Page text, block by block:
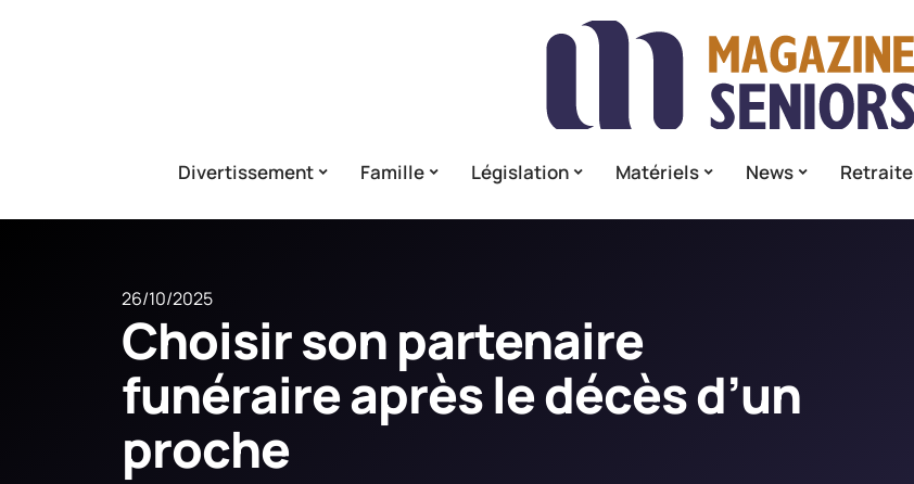
Divertissement Famille Législation Matériels News Retraite
26/10/2025
Choisir son partenaire
funéraire après le décès d’un
proche